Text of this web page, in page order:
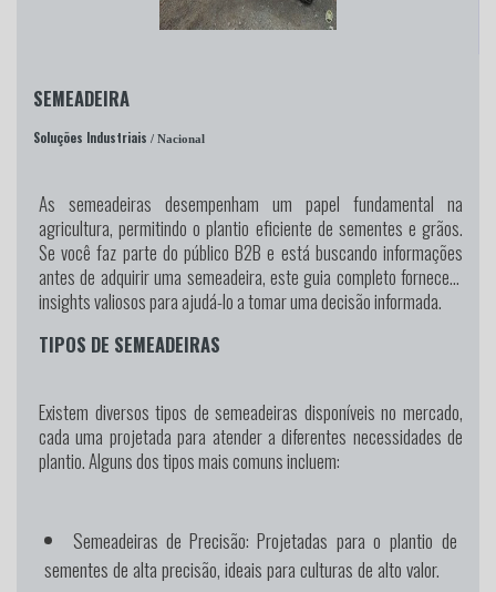
SEMEADEIRA
Soluções Industriais / Nacional
As semeadeiras desempenham um papel fundamental na
agricultura, permitindo o plantio eficiente de sementes e grãos.
Se você faz parte do público B2B e está buscando informações
antes de adquirir uma semeadeira, este guia completo fornecerá
insights valiosos para ajudá-lo a tomar uma decisão informada.
TIPOS DE SEMEADEIRAS
Existem diversos tipos de semeadeiras disponíveis no mercado,
cada uma projetada para atender a diferentes necessidades de
plantio. Alguns dos tipos mais comuns incluem:
Semeadeiras de Precisão: Projetadas para o plantio de
sementes de alta precisão, ideais para culturas de alto valor.